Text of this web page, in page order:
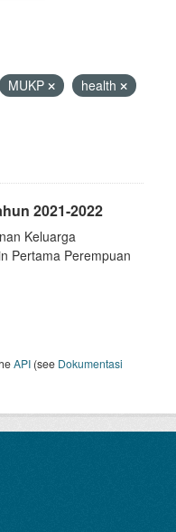
MUKP
health
2021-2022
Keluarga
Pertama Perempuan
API (see Dokumentasi